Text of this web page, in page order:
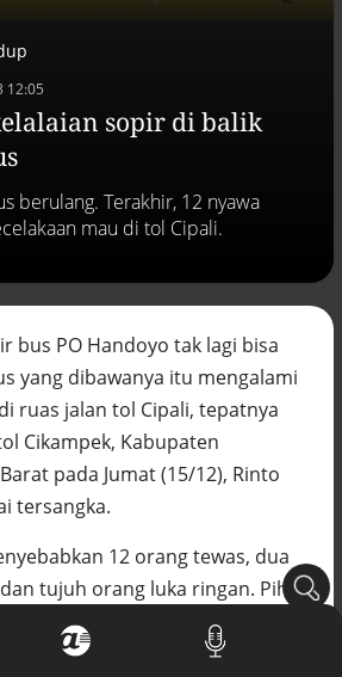
12:05
sopir di balik
berulang. Terakhir, 12 nyawa
mau di tol Cipali.
bus PO Handoyo tak lagi bisa
yang dibawanya itu mengalami
ruas jalan tol Cipali, tepatnya
Cikampek, Kabupaten
pada Jumat (15/12), Rinto
tersangka.
12 orang tewas, dua
tujuh orang luka ringan. Pihak
saat kecelakaan terjadi, bus
cukup tinggi ketika
jera untuk pejabat abai LHKPN
- Peristiwa
berusia 900 tahun ditemukan di
Kiamat
- Peristiwa
persoalan berulangnya kekerasan
PMI di Malaysia
minta penerbitan sertifikat pagar
diproses hukum
- Peristiwa
duet Anies-Ahok terealisasi
Pilpres 2029?
- Politik
Sultra klarifikasi isu PT GKP,
masyarakat hormati proses
- Peristiwa